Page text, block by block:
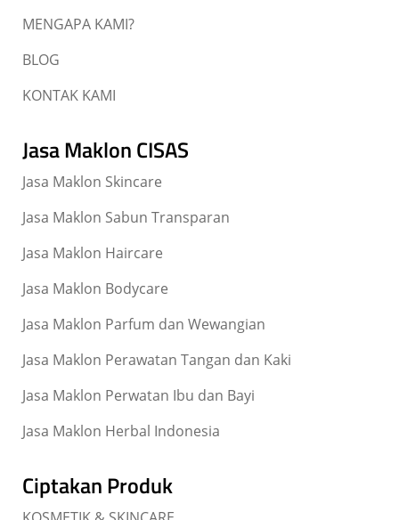
MENGAPA KAMI?
BLOG
KONTAK KAMI
Jasa Maklon CISAS
Jasa Maklon Skincare
Jasa Maklon Sabun Transparan
Jasa Maklon Haircare
Jasa Maklon Bodycare
Jasa Maklon Parfum dan Wewangian
Jasa Maklon Perawatan Tangan dan Kaki
Jasa Maklon Perwatan Ibu dan Bayi
Jasa Maklon Herbal Indonesia
Ciptakan Produk